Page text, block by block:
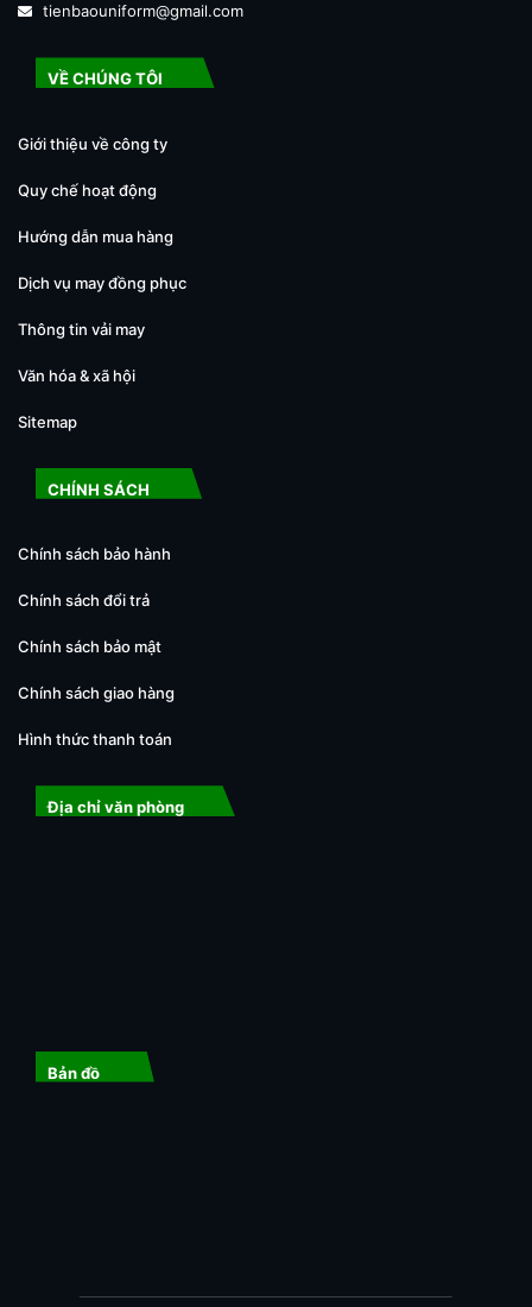
tienbaouniform@gmail.com
VỀ CHÚNG TÔI
Giới thiệu về công ty
Quy chế hoạt động
Hướng dẫn mua hàng
Dịch vụ may đồng phục
Thông tin vải may
Văn hóa & xã hội
Sitemap
CHÍNH SÁCH
Chính sách bảo hành
Chính sách đổi trả
Chính sách bảo mật
Chính sách giao hàng
Hình thức thanh toán
Địa chỉ văn phòng
Bản đồ